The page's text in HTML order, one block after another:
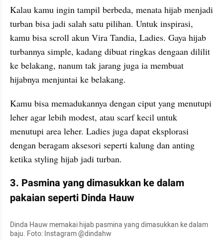
Kalau kamu ingin tampil berbeda, menata hijab menjadi
turban bisa jadi salah satu pilihan. Untuk inspirasi,
kamu bisa scroll akun Vira Tandia, Ladies. Gaya hijab
turbannya simple, kadang dibuat ringkas dengaan dililit
ke belakang, nanum tak jarang juga ia membuat
hijabnya menjuntai ke belakang.
Kamu bisa memadukannya dengan ciput yang menutupi
leher agar lebih modest, atau scarf kecil untuk
menutupi area leher. Ladies juga dapat eksplorasi
dengan beragam aksesori seperti kalung dan anting
ketika styling hijab jadi turban.
3. Pasmina yang dimasukkan ke dalam
pakaian seperti Dinda Hauw
Dinda Hauw memakai hijab pasmina yang dimasukkan ke dalam
baju. Foto: Instagram @dindahw